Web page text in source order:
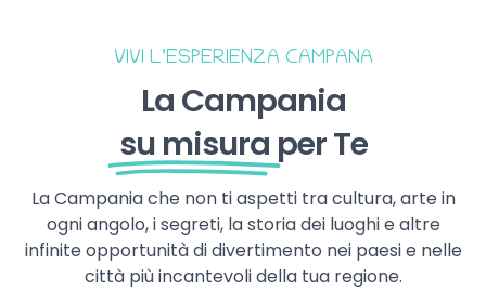
VIVI L’ESPERIENZA CAMPANA
La Campania
su misura per Te
La Campania che non ti aspetti tra cultura, arte in
ogni angolo, i segreti, la storia dei luoghi e altre
infinite opportunità di divertimento nei paesi e nelle
città più incantevoli della tua regione.